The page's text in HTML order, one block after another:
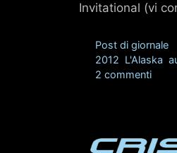
Invitational (vi
Categorie
Post di giornale
Tag
2012 L'Alaska ,
2 commenti